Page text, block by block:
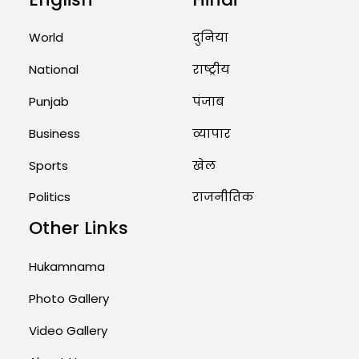
Unique Wedding: Twin Sisters
Priests Conducting Rituals...
August 1, 2026 11:24 AM
World
National
Punjab
Business
Sports
Politics
दुनिया
राष्ट्रीय
पंजाब
व्यापार
खेल
राजनीतिक
Other Links
Hukamnama
Photo Gallery
Video Gallery